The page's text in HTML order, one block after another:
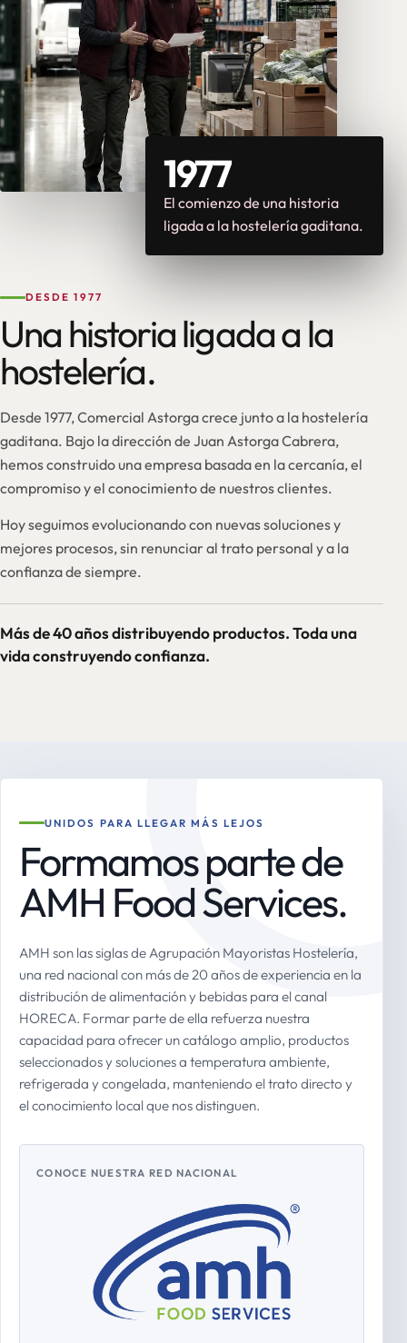
1977
El comienzo de una historia
ligada a la hostelería gaditana.
DESDE 1977
Una historia ligada a la
hostelería.
Desde 1977, Comercial Astorga crece junto a la hostelería
gaditana. Bajo la dirección de Juan Astorga Cabrera,
hemos construido una empresa basada en la cercanía, el
compromiso y el conocimiento de nuestros clientes.
Hoy seguimos evolucionando con nuevas soluciones y
mejores procesos, sin renunciar al trato personal y a la
confianza de siempre.
Más de 40 años distribuyendo productos. Toda una
vida construyendo confianza.
UNIDOS PARA LLEGAR MÁS LEJOS
Formamos parte de
AMH Food Services.
AMH son las siglas de Agrupación Mayoristas Hostelería,
una red nacional con más de 20 años de experiencia en la
distribución de alimentación y bebidas para el canal
HORECA. Formar parte de ella refuerza nuestra
capacidad para ofrecer un catálogo amplio, productos
seleccionados y soluciones a temperatura ambiente,
refrigerada y congelada, manteniendo el trato directo y
el conocimiento local que nos distinguen.
CONOCE NUESTRA RED NACIONAL